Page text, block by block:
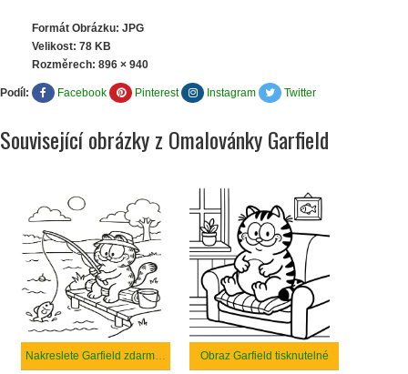
Formát Obrázku: JPG
Velikost: 78 KB
Rozměrech: 896 × 940
Podíl: Facebook Pinterest Instagram Twitter
Související obrázky z Omalovánky Garfield
Nakreslete Garfield zdarma základní tisknutelné Obraz Garfield tisknutelné